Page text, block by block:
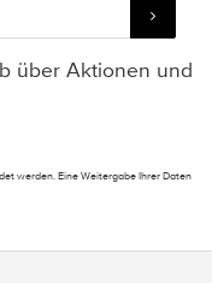
über Aktionen und
werden. Eine Weitergabe Ihrer Daten